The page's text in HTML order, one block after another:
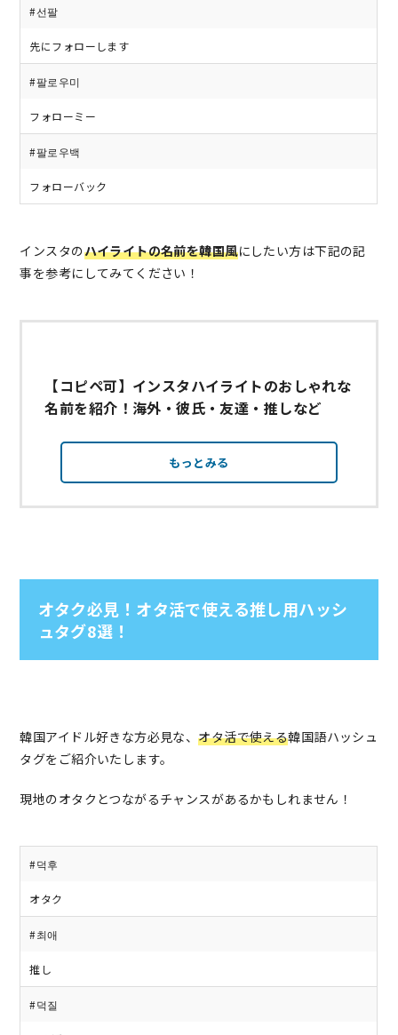
#선팔
先にフォローします
#팔로우미
フォローミー
#팔로우백
フォローバック
インスタのハイライトの名前を韓国風にしたい方は下記の記
事を参考にしてみてください！
【コピペ可】インスタハイライトのおしゃれな
名前を紹介！海外・彼氏・友達・推しなど
もっとみる
オタク必見！オタ活で使える推し用ハッシ
ュタグ8選！
韓国アイドル好きな方必見な、オタ活で使える韓国語ハッシュ
タグをご紹介いたします。
現地のオタクとつながるチャンスがあるかもしれません！
#덕후
オタク
#최애
推し
#덕질